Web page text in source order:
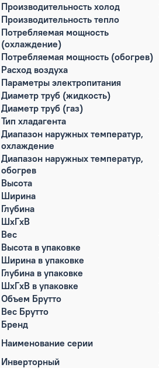
Производительность холод
Производительность тепло
Потребляемая мощность
(охлаждение)
Потребляемая мощность (обогрев)
Расход воздуха
Параметры электропитания
Диаметр труб (жидкость)
Диаметр труб (газ)
Тип хладагента
Диапазон наружных температур,
охлаждение
Диапазон наружных температур,
обогрев
Высота
Ширина
Глубина
ШxГxВ
Вес
Высота в упаковке
Ширина в упаковке
Глубина в упаковке
ШxГxВ в упаковке
Объем Брутто
Вес Брутто
Бренд
Наименование серии
Инверторный